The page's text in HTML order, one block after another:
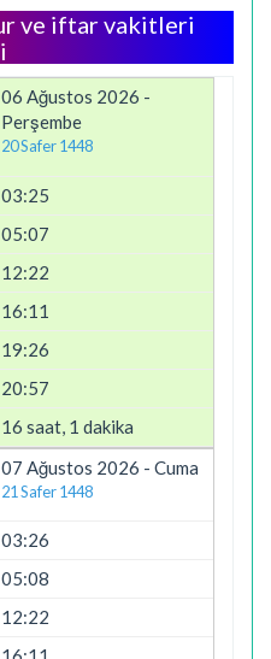
ve iftar vakitleri
06 Ağustos 2026 -
Perşembe
20 Safer 1448
03:25
05:07
12:22
16:11
19:26
20:57
16 saat, 1 dakika
07 Ağustos 2026 - Cuma
21 Safer 1448
03:26
05:08
12:22